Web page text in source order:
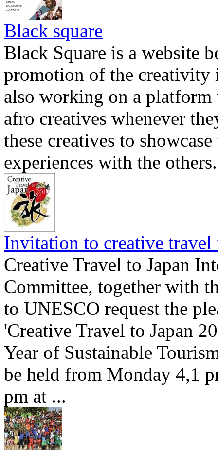
Black square
Black Square is a website
promotion of the creativity
also working on a
afro creatives whenever
these creatives to
experiences with the
Invitation to creative travel
Creative Travel to Japan
Committee, together with
to UNESCO request the
'Creative Travel to Japan
Year of Sustainable
be held from Monday 4,1
pm at ...